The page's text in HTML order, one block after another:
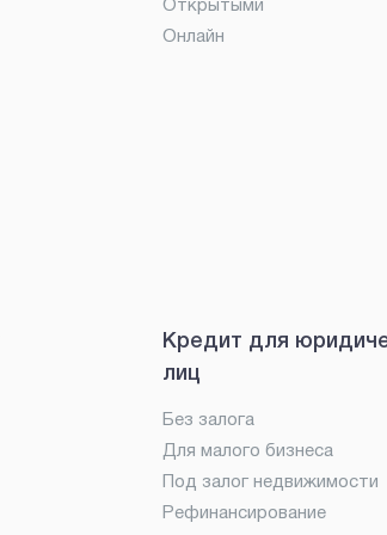
Открытыми
Онлайн
Кредит для
лиц
Без залога
Для малого бизнеса
Под залог недвижимости
Рефинансирование